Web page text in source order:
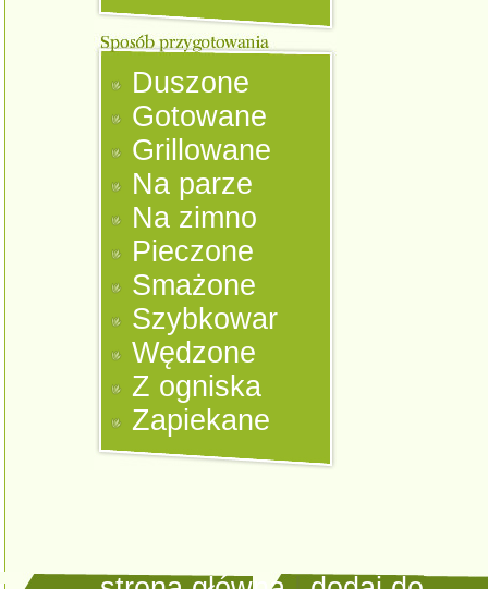
Duszone
Gotowane
Grillowane
Na parze
Na zimno
Pieczone
Smażone
Szybkowar
Wędzone
Z ogniska
Zapiekane